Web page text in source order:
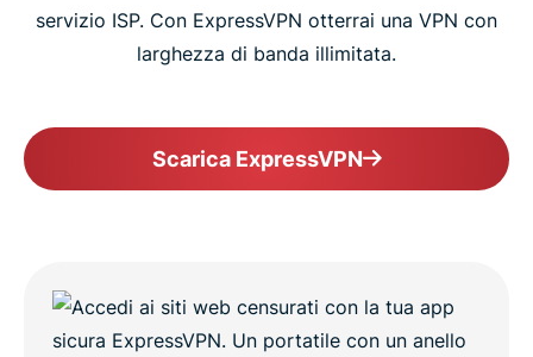
Bypassa il Traffic Shaping del tuo ISP
La VPN più veloce e affidabile
Le altre VPN ti limitano, ExpressVPN no
servizio ISP. Con ExpressVPN otterrai una VPN con
larghezza di banda illimitata.
Scarica ExpressVPN